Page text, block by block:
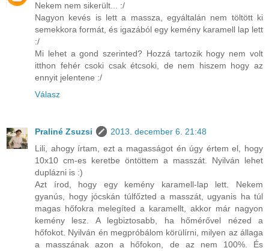
Nekem nem sikerült... :/
Nagyon kevés is lett a massza, egyáltalán nem töltött ki
semekkora formát, és igazából egy kemény karamell lap lett
:/
Mi lehet a gond szerinted? Hozzá tartozik hogy nem volt
itthon fehér csoki csak étcsoki, de nem hiszem hogy az
ennyit jelentene :/
Válasz
Praliné Zsuzsi
2013. december 6. 21:48
Lili, ahogy írtam, ezt a magasságot én úgy értem el, hogy
10x10 cm-es keretbe öntöttem a masszát. Nyilván lehet
duplázni is :)
Azt írod, hogy egy kemény karamell-lap lett. Nekem
gyanús, hogy jócskán túlfőzted a masszát, ugyanis ha túl
magas hőfokra melegíted a karamellt, akkor már nagyon
kemény lesz. A legbiztosabb, ha hőmérővel nézed a
hőfokot. Nyilván én megpróbálom körülírni, milyen az állaga
a masszának azon a hőfokon, de az nem 100%. És